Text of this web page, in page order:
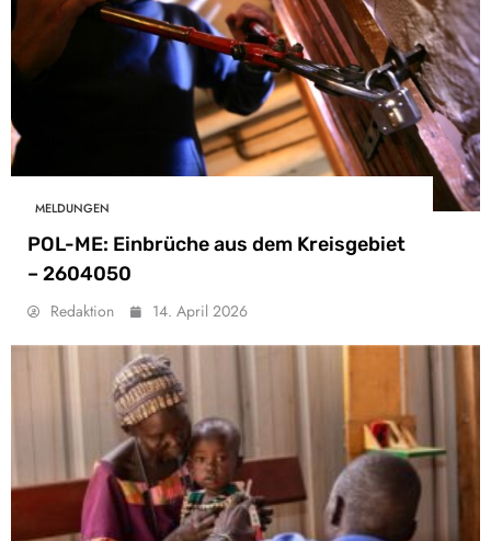
MELDUNGEN
POL-ME: Einbrüche aus dem Kreisgebiet
– 2604050
Redaktion 14. April 2026